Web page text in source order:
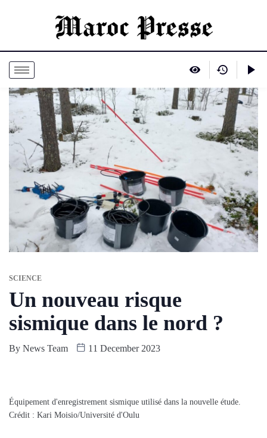
SCIENCE
Un nouveau risque
sismique dans le nord ?
By News Team 11 December 2023
Équipement d'enregistrement sismique utilisé dans la nouvelle étude.
Crédit : Kari Moisio/Université d'Oulu